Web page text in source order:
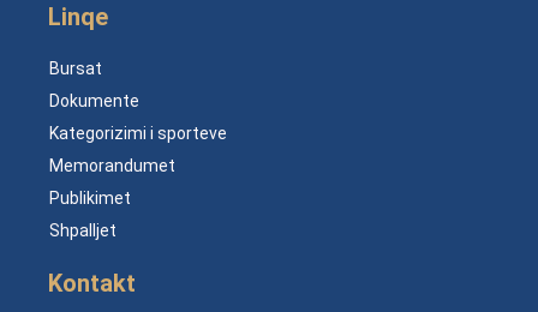
Linqe
Bursat
Dokumente
Kategorizimi i sporteve
Memorandumet
Publikimet
Shpalljet
Kontakt